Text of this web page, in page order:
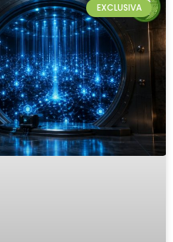
EXCLUSIVA